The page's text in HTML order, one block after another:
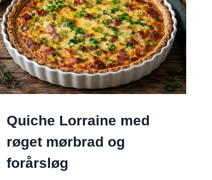
Quiche Lorraine med
røget mørbrad og
forårsløg